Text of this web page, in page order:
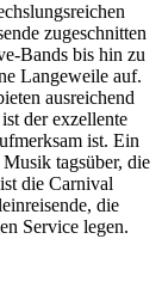
zugeschnitten
Bands bis hin zu
Langeweile auf.
ausreichend
der exzellente
ist. Ein
tagsüber, die
die Carnival
die
Service legen.